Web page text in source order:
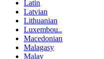
Latin
Latvian
Lithuanian
Luxembou..
Macedonian
Malagasy
Malay